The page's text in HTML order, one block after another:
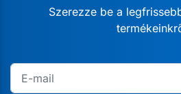
Szerezze be a